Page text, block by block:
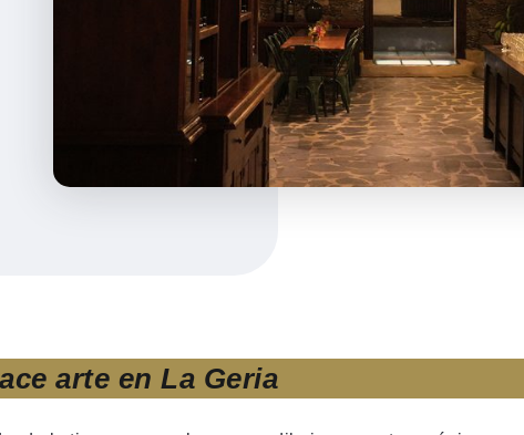
arte en La Geria